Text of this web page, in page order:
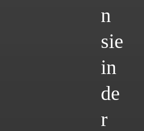
n
sie
in
de
r